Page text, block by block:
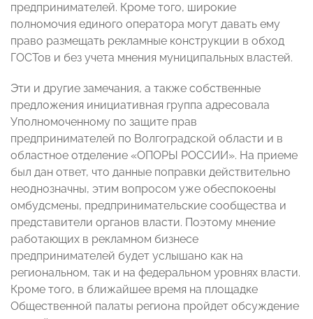
предпринимателей. Кроме того, широкие
полномочия единого оператора могут давать ему
право размещать рекламные конструкции в обход
ГОСТов и без учета мнения муниципальных властей.
Эти и другие замечания, а также собственные
предложения инициативная группа адресовала
Уполномоченному по защите прав
предпринимателей по Волгоградской области и в
областное отделение «ОПОРЫ РОССИИ». На приеме
был дан ответ, что данные поправки действительно
неоднозначны, этим вопросом уже обеспокоены
омбудсмены, предпринимательские сообщества и
представители органов власти. Поэтому мнение
работающих в рекламном бизнесе
предпринимателей будет услышано как на
региональном, так и на федеральном уровнях власти.
Кроме того, в ближайшее время на площадке
Общественной палаты региона пройдет обсуждение